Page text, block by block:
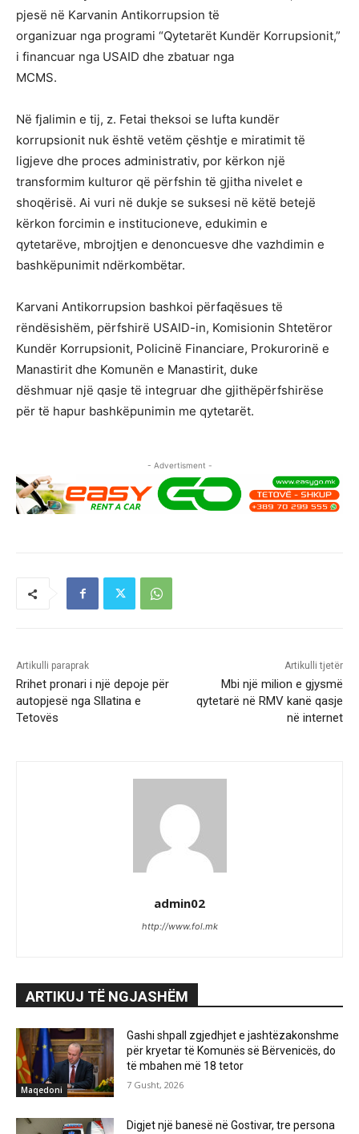
pjesë në Karvanin Antikorrupsion të
organizuar nga programi “Qytetarët Kundër Korrupsionit,”
i financuar nga USAID dhe zbatuar nga
MCMS.
Në fjalimin e tij, z. Fetai theksoi se lufta kundër
korrupsionit nuk është vetëm çështje e miratimit të
ligjeve dhe proces administrativ, por kërkon një
transformim kulturor që përfshin të gjitha nivelet e
shoqërisë. Ai vuri në dukje se suksesi në këtë betejë
kërkon forcimin e institucioneve, edukimin e
qytetarëve, mbrojtjen e denoncuesve dhe vazhdimin e
bashkëpunimit ndërkombëtar.
Karvani Antikorrupsion bashkoi përfaqësues të
rëndësishëm, përfshirë USAID-in, Komisionin Shtetëror
Kundër Korrupsionit, Policinë Financiare, Prokurorinë e
Manastirit dhe Komunën e Manastirit, duke
dëshmuar një qasje të integruar dhe gjithëpërfshirëse
për të hapur bashkëpunimin me qytetarët.
- Advertisment -
Artikulli paraprak
Rrihet pronari i një depoje për
autopjesë nga Sllatina e
Tetovës
Artikulli tjetër
Mbi një milion e gjysmë
qytetarë në RMV kanë qasje
në internet
admin02
http://www.fol.mk
ARTIKUJ TË NGJASHËM
Maqedoni
Gashi shpall zgjedhjet e jashtëzakonshme
për kryetar të Komunës së Bërvenicës, do
të mbahen më 18 tetor
7 Gusht, 2026
Digjet një banesë në Gostivar, tre persona